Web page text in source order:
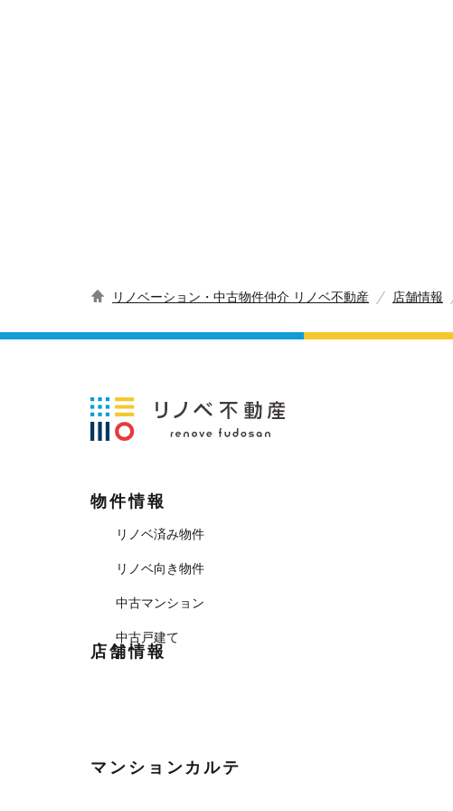
リノベーション・中古物件仲介 リノベ不動産 店舗情報
物件情報
リノベ済み物件
リノベ向き物件
中古マンション
中古戸建て
店舗情報
マンションカルテ